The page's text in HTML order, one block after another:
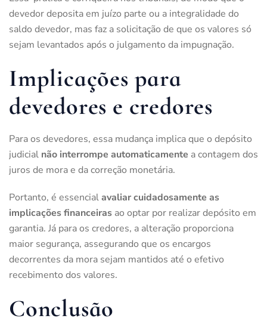
devedor deposita em juízo parte ou a integralidade do
saldo devedor, mas faz a solicitação de que os valores só
sejam levantados após o julgamento da impugnação.
Implicações para
devedores e credores
Para os devedores, essa mudança implica que o depósito
judicial não interrompe automaticamente a contagem dos
juros de mora e da correção monetária.
Portanto, é essencialavaliar cuidadosamente as
implicações financeiras ao optar por realizar depósito em
garantia. Já para os credores, a alteração proporciona
maior segurança, assegurando que os encargos
decorrentes da mora sejam mantidos até o efetivo
recebimento dos valores.
Conclusão